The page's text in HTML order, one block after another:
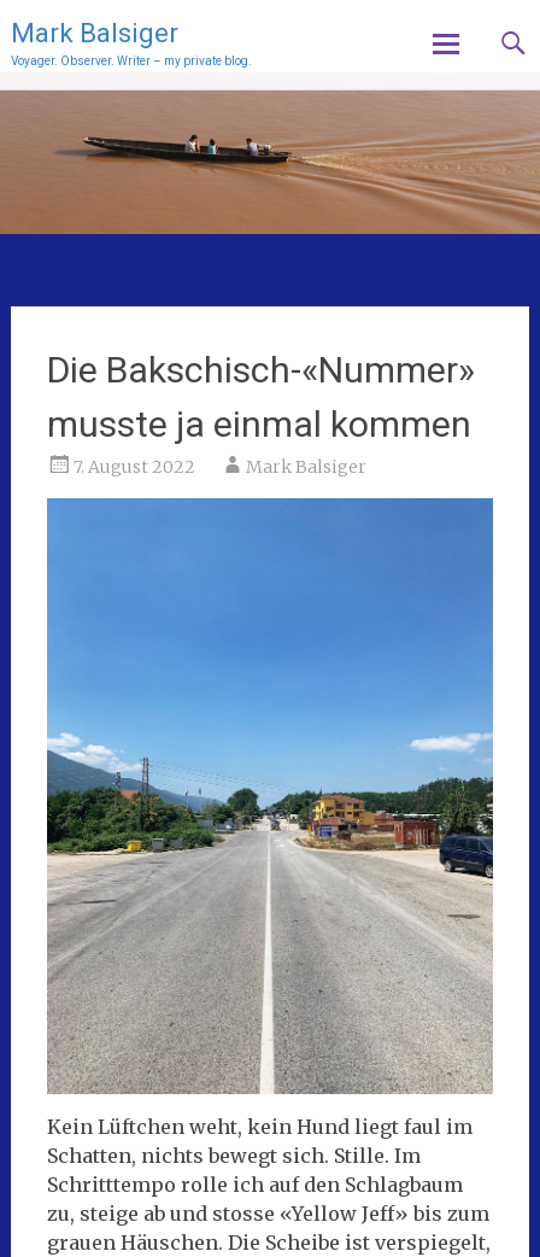
Mark Balsiger
Voyager. Observer. Writer – my private blog.
content
Die Bakschisch-«Nummer»
musste ja einmal kommen
7. August 2022 Mark Balsiger
Kein Lüftchen weht, kein Hund liegt faul im
Schatten, nichts bewegt sich. Stille. Im
Schritttempo rolle ich auf den Schlagbaum
zu, steige ab und stosse «Yellow Jeff» bis zum
grauen Häuschen. Die Scheibe ist verspiegelt,